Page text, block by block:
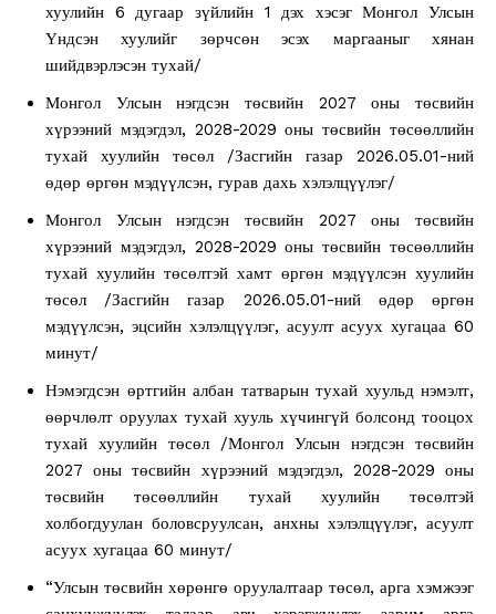
хуулийн 6 дугаар зүйлийн 1 дэх хэсэг Монгол Улсын
Үндсэн хуулийг зөрчсөн эсэх маргааныг хянан
шийдвэрлэсэн тухай/
Монгол Улсын нэгдсэн төсвийн 2027 оны төсвийн
хүрээний мэдэгдэл, 2028-2029 оны төсвийн төсөөллийн
тухай хуулийн төсөл /Засгийн газар 2026.05.01-ний
өдөр өргөн мэдүүлсэн, гурав дахь хэлэлцүүлэг/
Монгол Улсын нэгдсэн төсвийн 2027 оны төсвийн
хүрээний мэдэгдэл, 2028-2029 оны төсвийн төсөөллийн
тухай хуулийн төсөлтэй хамт өргөн мэдүүлсэн хуулийн
төсөл /Засгийн газар 2026.05.01-ний өдөр өргөн
мэдүүлсэн, эцсийн хэлэлцүүлэг, асуулт асуух хугацаа 60
минут/
Нэмэгдсэн өртгийн албан татварын тухай хуульд нэмэлт,
өөрчлөлт оруулах тухай хууль хүчингүй болсонд тооцох
тухай хуулийн төсөл /Монгол Улсын нэгдсэн төсвийн
2027 оны төсвийн хүрээний мэдэгдэл, 2028-2029 оны
төсвийн төсөөллийн тухай хуулийн төсөлтэй
холбогдуулан боловсруулсан, анхны хэлэлцүүлэг, асуулт
асуух хугацаа 60 минут/
“Улсын төсвийн хөрөнгө оруулалтаар төсөл, арга хэмжээг